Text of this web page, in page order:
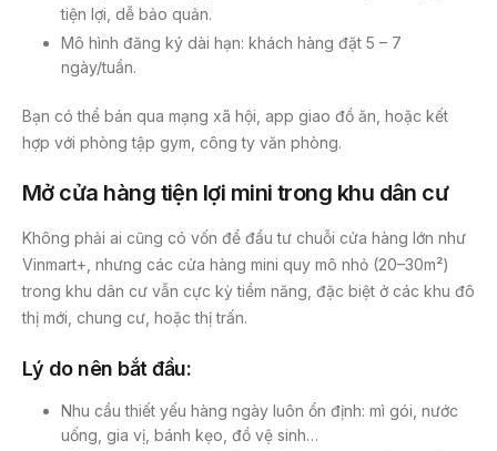
tiện lợi, dễ bảo quản.
Mô hình đăng ký dài hạn: khách hàng đặt 5 – 7
ngày/tuần.
Bạn có thể bán qua mạng xã hội, app giao đồ ăn, hoặc kết
hợp với phòng tập gym, công ty văn phòng.
Mở cửa hàng tiện lợi mini trong khu dân cư
Không phải ai cũng có vốn để đầu tư chuỗi cửa hàng lớn như
Vinmart+, nhưng các cửa hàng mini quy mô nhỏ (20–30m²)
trong khu dân cư vẫn cực kỳ tiềm năng, đặc biệt ở các khu đô
thị mới, chung cư, hoặc thị trấn.
Lý do nên bắt đầu:
Nhu cầu thiết yếu hàng ngày luôn ổn định: mì gói, nước
uống, gia vị, bánh kẹo, đồ vệ sinh…